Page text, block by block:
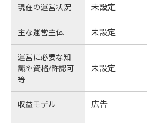
現在の運営状況 未設定
主な運営主体 未設定
運営に必要な知
識や資格/許認可
等
未設定
収益モデル 広告